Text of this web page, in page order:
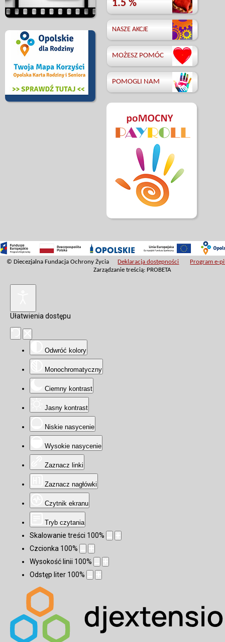
1.5 %
NASZE AKCJE
MOŻESZ POMÓC
POMOGLI NAM
© Diecezjalna Fundacja Ochrony Życia Deklaracja dostępności
Program e-
Zarządzanie treścią: PROBETA
Ułatwienia dostępu
Odwróć kolory
Monochromatyczny
Ciemny kontrast
Jasny kontrast
Niskie nasycenie
Wysokie nasycenie
Zaznacz linki
Zaznacz nagłówki
Czytnik ekranu
Tryb czytania
Skalowanie treści 100%
Czcionka 100%
Wysokość linii 100%
Odstęp liter 100%